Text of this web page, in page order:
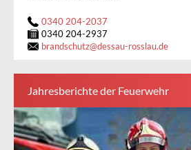
0340 204-2037
0340 204-2937
brandschutz@dessau-rosslau.de
Jahresberichte der Feuerwehr